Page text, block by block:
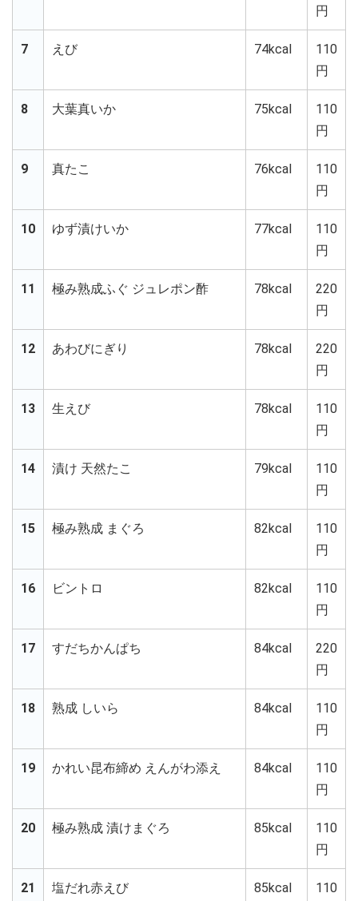
円
7 えび 74kcal
110
円
8 大葉真いか 75kcal
110
円
9 真たこ 76kcal
110
円
10 ゆず漬けいか 77kcal
110
円
11 極み熟成ふぐ ジュレポン酢 78kcal
220
円
12 あわびにぎり 78kcal
220
円
13 生えび 78kcal
110
円
14 漬け 天然たこ 79kcal
110
円
15 極み熟成 まぐろ 82kcal
110
円
16 ビントロ 82kcal
110
円
17 すだちかんぱち 84kcal
220
円
18 熟成 しいら 84kcal
110
円
19 かれい昆布締め えんがわ添え 84kcal
110
円
20 極み熟成 漬けまぐろ 85kcal
110
円
21 塩だれ赤えび 85kcal
110